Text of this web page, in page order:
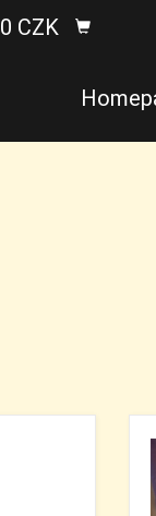
0 CZK